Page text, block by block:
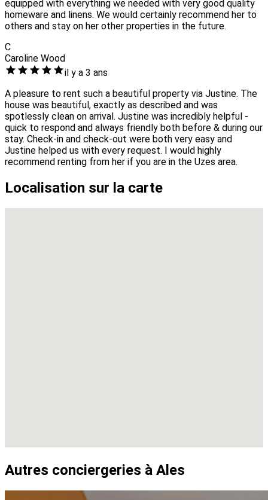
equipped with everything we needed with very good quality
homeware and linens. We would certainly recommend her to
others and stay on her other properties in the future.
C
Caroline Wood
il y a 3 ans
A pleasure to rent such a beautiful property via Justine. The
house was beautiful, exactly as described and was
spotlessly clean on arrival. Justine was incredibly helpful -
quick to respond and always friendly both before & during our
stay. Check-in and check-out were both very easy and
Justine helped us with every request. I would highly
recommend renting from her if you are in the Uzes area.
Localisation sur la carte
Autres conciergeries à Ales